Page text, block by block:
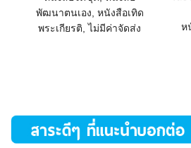
พัฒนาตนเอง หนังสือเทิด
พระเกียรติ ,ไม่มีค่าจัดส่ง ห